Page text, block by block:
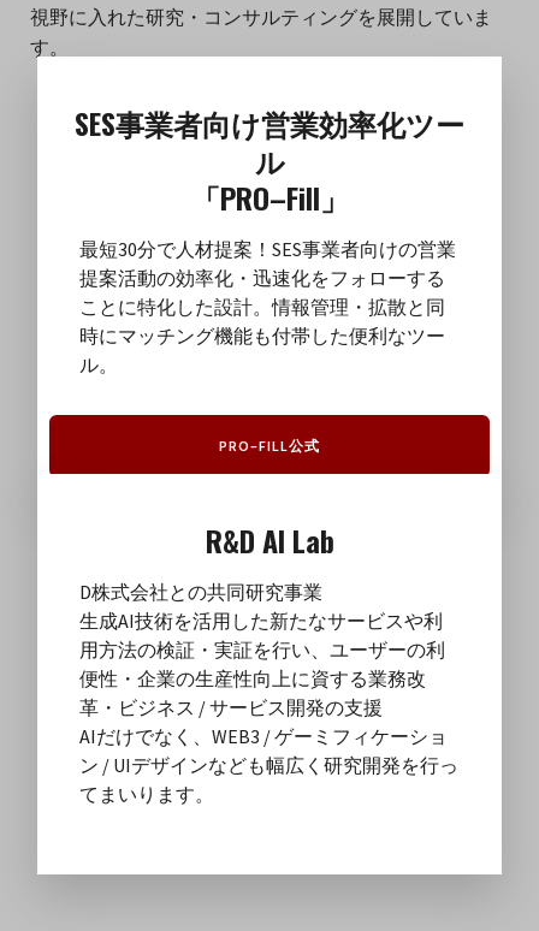
視野に入れた研究・コンサルティングを展開していま
す。
SES事業者向け営業効率化ツー
ル
「PRO–Fill」
最短30分で人材提案！SES事業者向けの営業
提案活動の効率化・迅速化をフォローする
ことに特化した設計。情報管理・拡散と同
時にマッチング機能も付帯した便利なツー
ル。
PRO–FILL公式
R&D AI Lab
D株式会社との共同研究事業
生成AI技術を活用した新たなサービスや利
用方法の検証・実証を行い、ユーザーの利
便性・企業の生産性向上に資する業務改
革・ビジネス / サービス開発の支援
AIだけでなく、WEB3 / ゲーミフィケーショ
ン / UIデザインなども幅広く研究開発を行っ
てまいります。